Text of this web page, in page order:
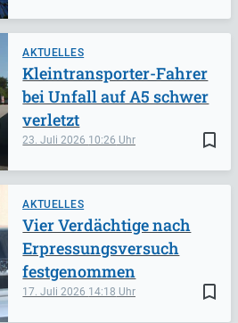
AKTUELLES
bookmark_border
23. Juli 2026 10:26
Kleintransporter-Fahrer
bei Unfall auf A5 schwer
verletzt
AKTUELLES
bookmark_border
17. Juli 2026 14:18
Vier Verdächtige nach
Erpressungsversuch
festgenommen